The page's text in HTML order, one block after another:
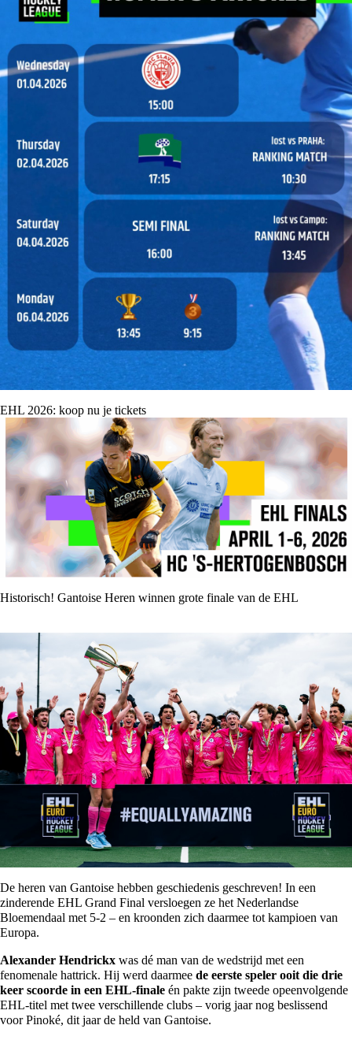
EHL 2026: koop nu je tickets
Historisch! Gantoise Heren winnen grote finale van de EHL
De heren van Gantoise hebben geschiedenis geschreven! In een
zinderende EHL Grand Final versloegen ze het Nederlandse
Bloemendaal met 5-2 – en kroonden zich daarmee tot kampioen van
Europa.
Alexander Hendrickx was dé man van de wedstrijd met een
fenomenale hattrick. Hij werd daarmee de eerste speler ooit die drie
keer scoorde in een EHL-finale én pakte zijn tweede opeenvolgende
EHL-titel met twee verschillende clubs – vorig jaar nog beslissend
voor Pinoké, dit jaar de held van Gantoise.